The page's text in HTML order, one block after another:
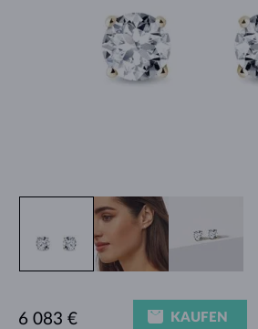
6 083 € KAUFEN